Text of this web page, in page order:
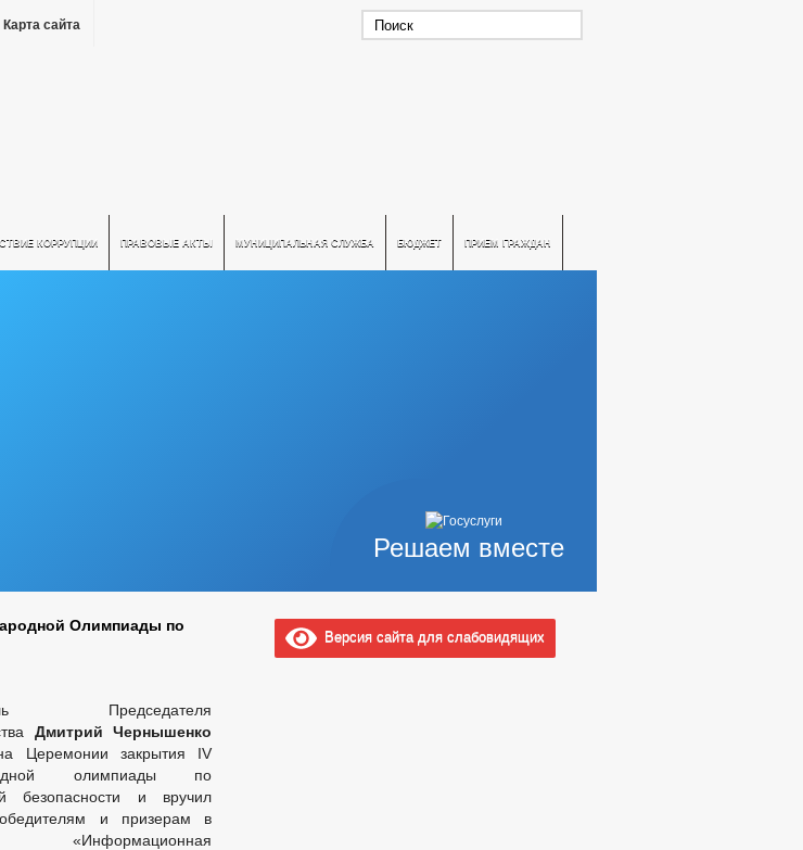
Карта сайта
КОРРУПЦИИ ПРАВОВЫЕ АКТЫ МУНИЦИПАЛЬНАЯ СЛУЖБА БЮДЖЕТ ПРИЕМ ГРАЖДАН
Решаем вместе
Олимпиады по
Председателя
Дмитрий Чернышенко
Церемонии закрытия IV
олимпиады по
безопасности и вручил
и призерам в
«Информационная
Версия сайта для слабовидящих